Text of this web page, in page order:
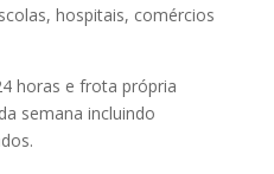
hospitais, comércios
horas e frota própria
semana incluindo